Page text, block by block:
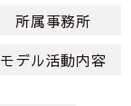
所属事務所
モデル活動内容